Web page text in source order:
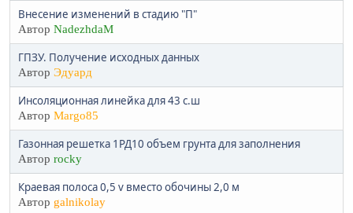
Внесение изменений в стадию "П"
Автор NadezhdaM
ГПЗУ. Получение исходных данных
Автор Эдуард
Инсоляционная линейка для 43 с.ш
Автор Margo85
Газонная решетка 1РД10 объем грунта для заполнения
Автор rocky
Краевая полоса 0,5 v вместо обочины 2,0 м
Автор galnikolay